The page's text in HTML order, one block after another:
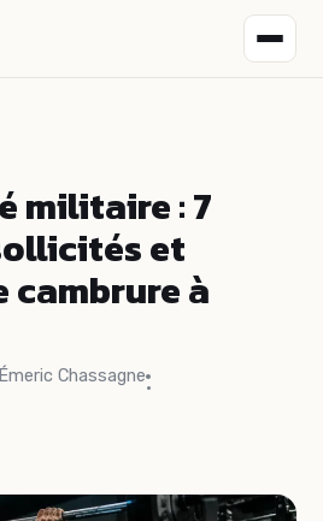
militaire : 7
et
cambrure à
Chassagne
·